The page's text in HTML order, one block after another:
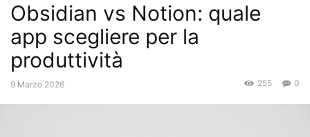
Obsidian vs Notion: quale
app scegliere per la
produttività
9 Marzo 2026 0
255